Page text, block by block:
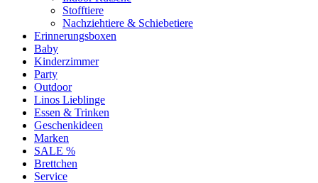
Stofftiere
Nachziehtiere & Schiebetiere
Erinnerungsboxen
Baby
Kinderzimmer
Party
Outdoor
Linos Lieblinge
Essen & Trinken
Geschenkideen
Marken
SALE %
Brettchen
Service